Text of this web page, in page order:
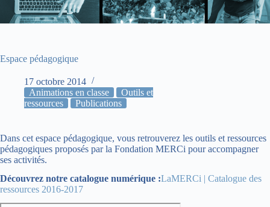
Espace pédagogique
17 octobre 2014
Animations en classe
Outils et
ressources
Publications
Dans cet espace pédagogique, vous retrouverez les outils et ressources
pédagogiques proposés par la Fondation MERCi pour accompagner
ses activités.
Découvrez notre catalogue numérique :LaMERCi | Catalogue des
ressources 2016-2017